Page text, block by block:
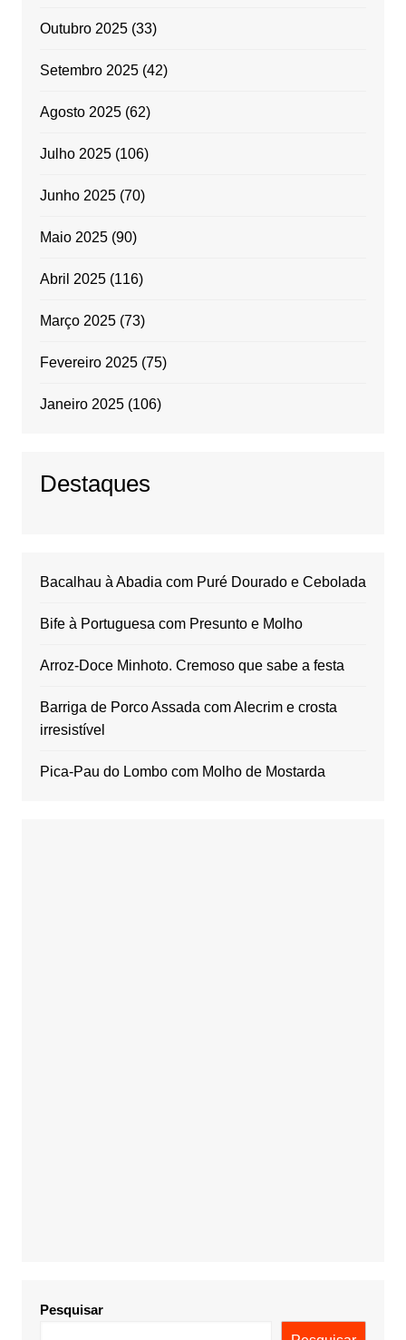
Outubro 2025(33)
Setembro 2025(42)
Agosto 2025(62)
Julho 2025(106)
Junho 2025(70)
Maio 2025(90)
Abril 2025(116)
Março 2025(73)
Fevereiro 2025(75)
Janeiro 2025(106)
Destaques
Bacalhau à Abadia com Puré Dourado e Cebolada
Bife à Portuguesa com Presunto e Molho
Arroz-Doce Minhoto. Cremoso que sabe a festa
Barriga de Porco Assada com Alecrim e crosta
irresistível
Pica-Pau do Lombo com Molho de Mostarda
Pesquisar